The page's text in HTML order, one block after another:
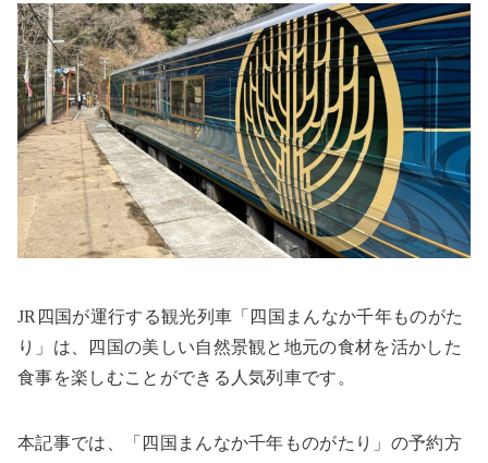
JR 四国が運行する観光列車「四国まんなか千年ものがた
り」は、四国の美しい自然景観と地元の食材を活かした
食事を楽しむことができる人気列車です。
本記事では、「四国まんなか千年ものがたり」の予約方